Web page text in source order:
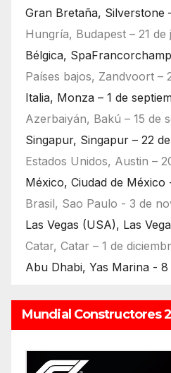
Gran Bretaña, Silverstone
Hungría, Budapest – 21 de
Bélgica,
Países bajos, Zandvoort –
Italia, Monza – 1 de
Azerbaiyán, Bakú – 15 de
Singapur, Singapur – 22
Estados Unidos, Austin –
México, Ciudad de
Brasil, Sao Paulo - 3 de
Las Vegas (USA), Las
Catar, Catar – 1 de
Abu Dhabi, Yas Marina - 8
Mundial Constructores